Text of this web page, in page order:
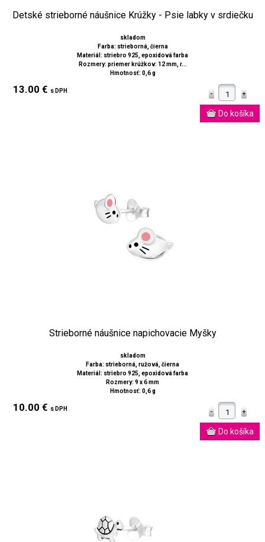
Detské strieborné náušnice Krúžky - Psie labky v srdiečku
skladom
Farba: strieborná, čierna
Materiál: striebro 925, epoxidová farba
Rozmery: priemer krúžkov: 12 mm, r...
Hmotnosť: 0,6 g
13.00 € s DPH
Strieborné náušnice napichovacie Myšky
skladom
Farba: strieborná, ružová, čierna
Materiál: striebro 925, epoxidová farba
Rozmery: 9 x 6 mm
Hmotnosť: 0,6 g
10.00 € s DPH